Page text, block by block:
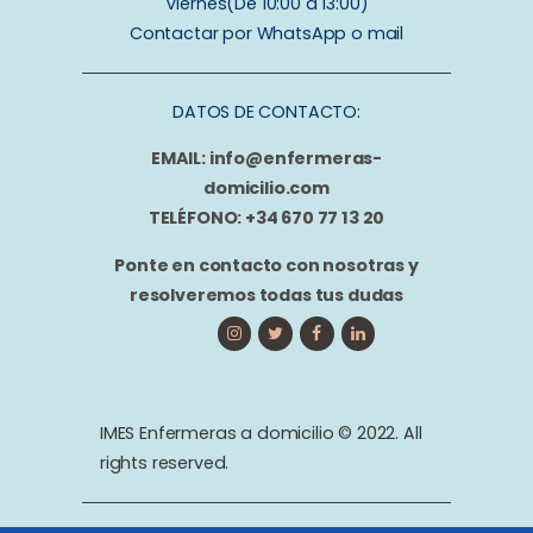
Contactar por WhatsApp o mail
DATOS DE CONTACTO:
EMAIL: info@enfermeras-
domicilio.com
TELÉFONO: +34 670 77 13 20
Ponte en contacto con nosotras y
resolveremos todas tus dudas
IMES Enfermeras a domicilio © 2022. All
rights reserved.